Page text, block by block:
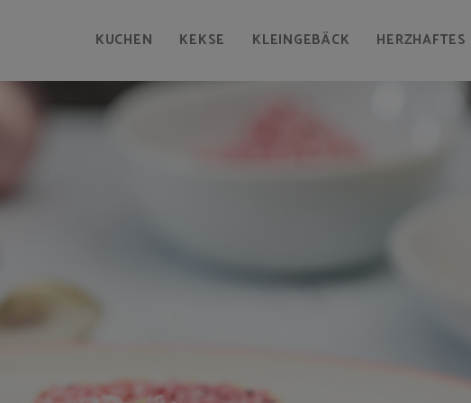
KUCHEN KEKSE KLEINGEBÄCK HERZHAFTES